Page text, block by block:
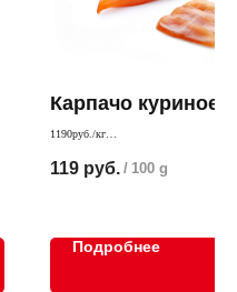
Карпачо куриное
1190руб./кг
119 руб. / 100 g
Подробнее